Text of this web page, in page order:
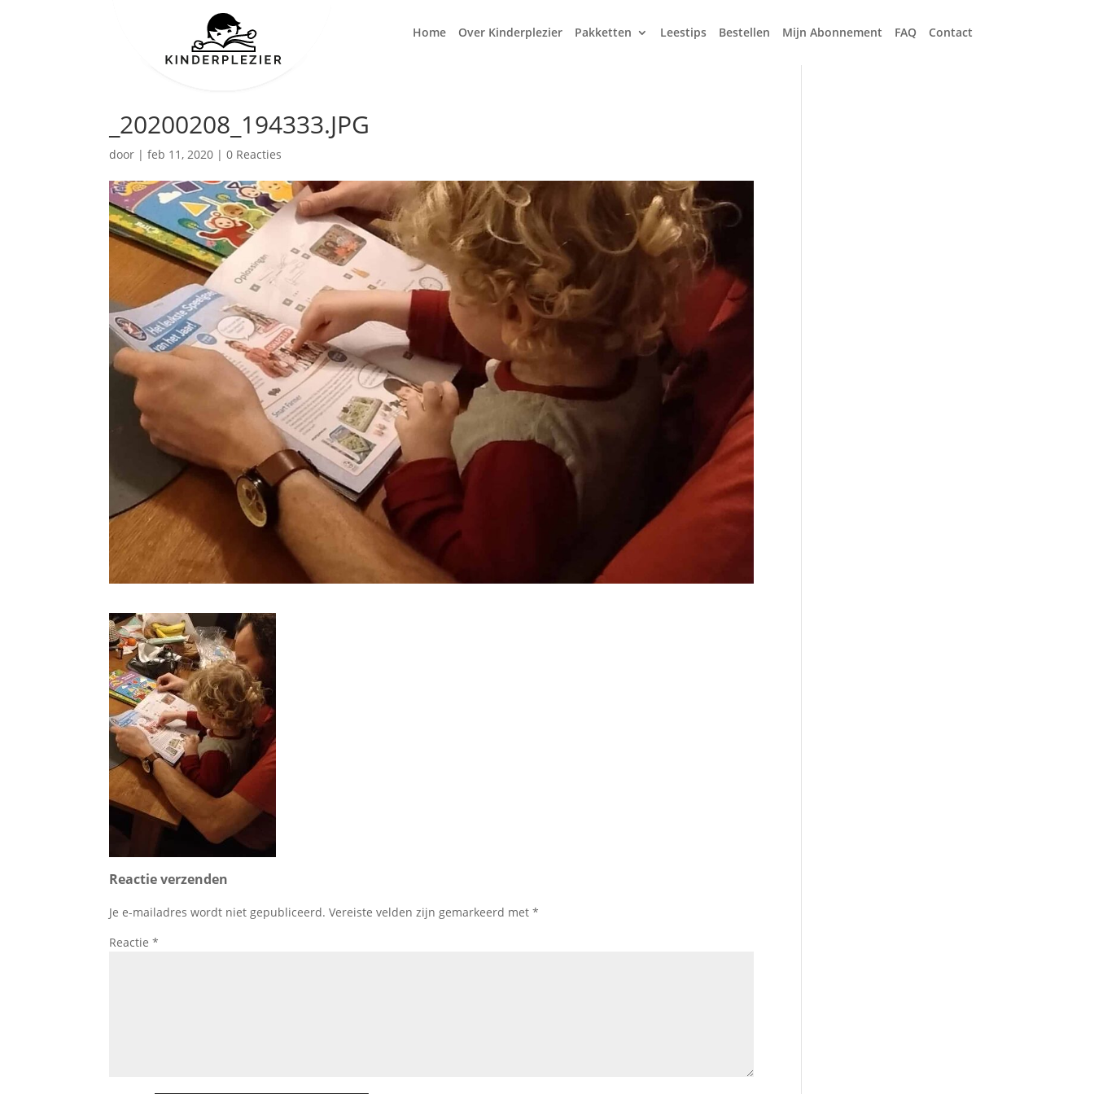
Home Over Kinderplezier Pakketten Leestips Bestellen Mijn Abonnement FAQ Contact
_20200208_194333.JPG
door |feb 11, 2020 |0 Reacties
Reactie verzenden
Je e-mailadres wordt niet gepubliceerd. Vereiste velden zijn gemarkeerd met*
Reactie*